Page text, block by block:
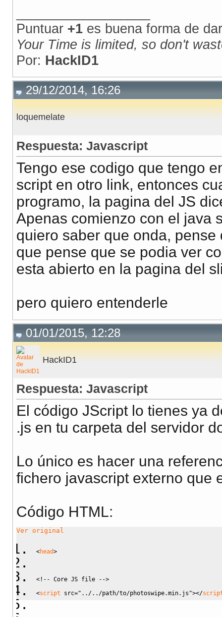
Puntuar +1 es buena forma de
Your Time is limited, so don't
Por: HackID1
29/12/2014, 16:26
loquemelate
Respuesta: Javascript
Tengo ese codigo que tengo
script en otro link, entonces
programo, la pagina del JS
Apenas comienzo con el java
quiero saber que onda,
que pense que se podia ver
esta abierto en la pagina del
pero quiero entenderle
01/01/2015, 12:28
HackID1
Respuesta: Javascript
El código JScript lo tienes ya
.js en tu carpeta del servidor
Lo único es hacer una
fichero javascript externo que
Código HTML:
Ver original
<head>
<!-- Core JS file -->
<script src="../../path/to/photoswipe.min.js"></